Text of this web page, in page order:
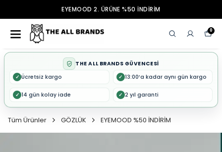
EYEMOOD 2. ÜRÜNE %50 İNDİRİM
0
THE ALL BRANDS GÜVENCESİ
✓ Ücretsiz kargo ✓ 13:00’a kadar aynı gün kargo
✓ 14 gün kolay iade ✓ 2 yıl garanti
Tüm Ürünler GÖZLÜK EYEMOOD %50 İNDİRİM